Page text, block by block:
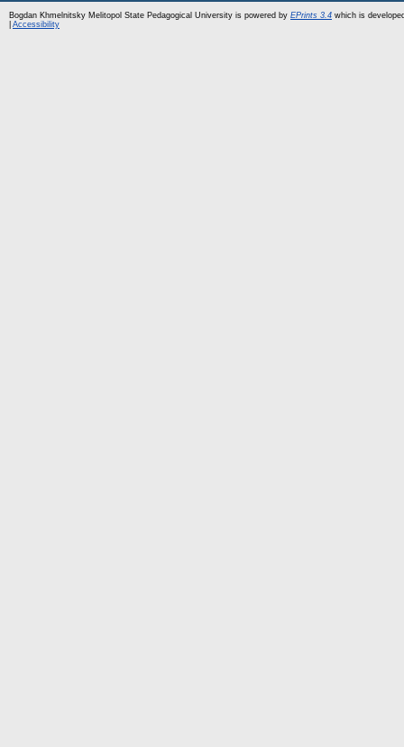
Bogdan Khmelnitsky Melitopol State Pedagogical University is powered by EPrints 3.4 which is
Accessibility